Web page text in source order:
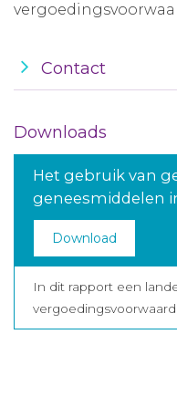
Contact
Downloads
Het gebruik van
geneesmiddelen
Download
In dit rapport een